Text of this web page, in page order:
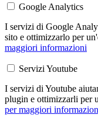
Google Analytics
I servizi di Google
sito e ottimizzarlo per
maggiori informazioni
Servizi Youtube
I servizi di Youtube
plugin e ottimizzarli per
per maggiori